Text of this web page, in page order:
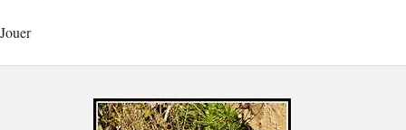
Jouer